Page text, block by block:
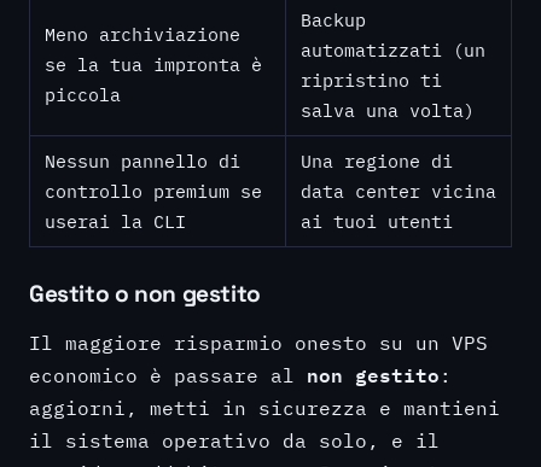
Meno archiviazione
se la tua impronta è
piccola
Backup
automatizzati (un
ripristino ti
salva una volta)
Nessun pannello di
controllo premium se
userai la CLI
Una regione di
data center vicina
ai tuoi utenti
Gestito o non gestito
Il maggiore risparmio onesto su un VPS
economico è passare al non gestito:
aggiorni, metti in sicurezza e mantieni
il sistema operativo da solo, e il